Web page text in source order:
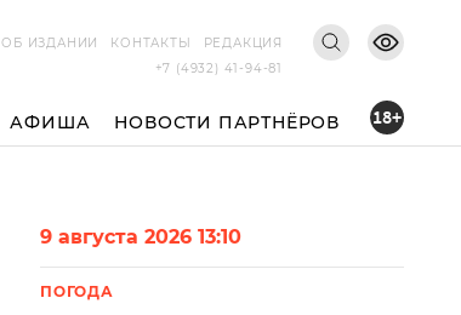
ОБ ИЗДАНИИ
КОНТАКТЫ
РЕДАКЦИЯ
+7 (4932) 41-94-81
АФИША НОВОСТИ ПАРТНЁРОВ 18+
9 августа 2026 13:10
ПОГОДА